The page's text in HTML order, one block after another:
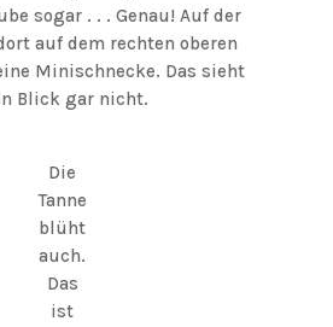
sogar . . . Genau! Auf der
auf dem rechten oberen
Minischnecke. Das sieht
Blick gar nicht.
Die
Tanne
blüht
auch.
Das
ist